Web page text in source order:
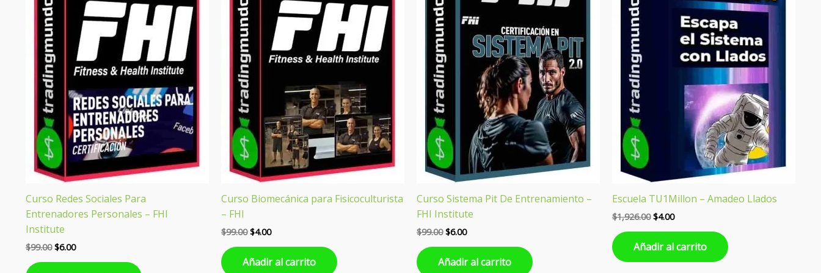
Curso Redes Sociales Para
Entrenadores Personales – FHI
Institute
$99.00 $6.00
Curso Biomecánica para Fisicoculturista
– FHI
$99.00 $4.00
Añadir al carrito
Curso Sistema Pit De Entrenamiento –
FHI Institute
$99.00 $6.00
Añadir al carrito
Escuela TU1Millon – Amadeo Llados
$1,926.00 $4.00
Añadir al carrito